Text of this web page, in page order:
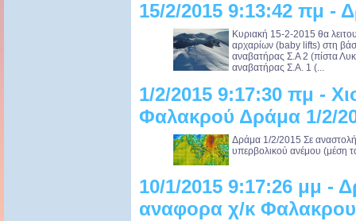
15/2/2015 9:13:42 πμ -
Κυριακή 15-2-2015 θα
αρχαρίων (baby lifts) στη
αναβατήρας Σ.Α 2 (πίστα
αναβατήρας Σ.Α. 1 (...
1/2/2015 9:17:30 πμ -
Φαλακρού Δράμα 1/2/
Δράμα 1/2/2015 Σε αναστολή
υπερβολικού ανέμου (μέση
10/1/2015 9:17:26 μμ -
αναφορα χ/κ Φαλακρου